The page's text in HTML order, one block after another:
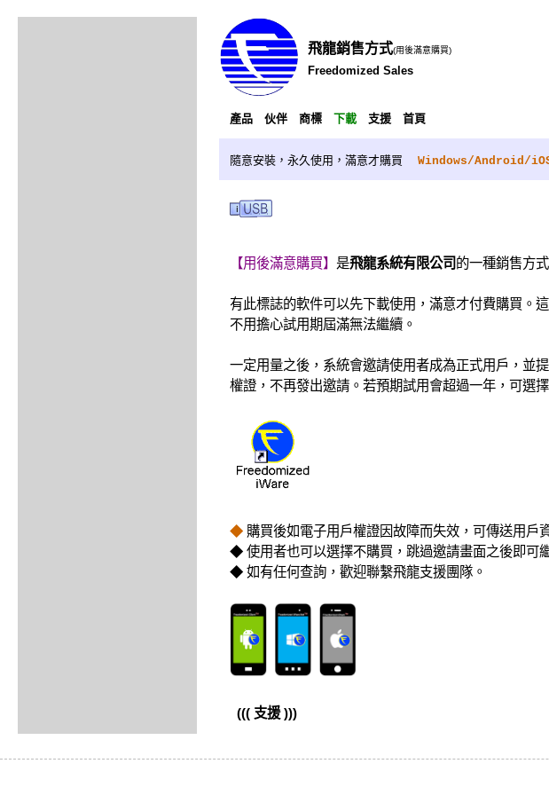
飛龍銷售方式(用後滿意購買)
Freedomized Sales
產品 伙伴 商標 下載 支援 首頁
隨意安裝，永久使用，滿意才購買 Windows/Android/
【用後滿意購買】 是飛龍系統有限公司 的一種銷售方式
有此標誌的軟件可以先下載使用，滿意才付費購買。
不用擔心試用期屆滿無法繼續。
一定用量之後，系統會邀請使用者成為正式用戶，並
權證，不再發出邀請。若預期試用會超過一年，可選
◆ 購買後如電子用戶權證因故障而失效，可傳送用戶
◆ 使用者也可以選擇不購買，跳過邀請畫面之後即可
◆ 如有任何查詢，歡迎聯繫飛龍支援團隊 。
((( 支援 )))